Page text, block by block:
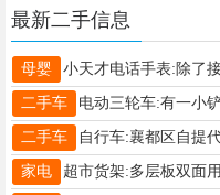
最新二手信息
母婴
二手车
二手车
家电